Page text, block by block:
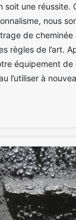
soit une réussite.
nous
de cheminée
règles de l’art.
équipement
l’utiliser à